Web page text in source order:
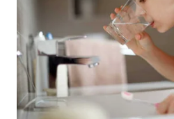
WAHANA
KONSUMEN
WAHANA
LISTRIK